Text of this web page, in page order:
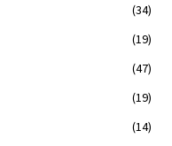
(34)
(19)
(47)
(19)
(14)